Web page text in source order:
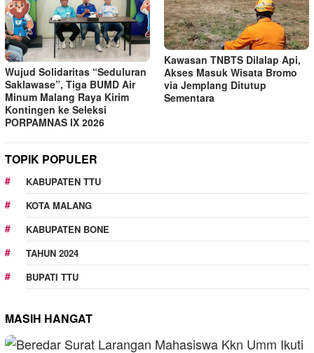
Wujud Solidaritas “Seduluran
Saklawase”, Tiga BUMD Air
Minum Malang Raya Kirim
Kontingen ke Seleksi
PORPAMNAS IX 2026
Kawasan TNBTS Dilalap Api,
Akses Masuk Wisata Bromo
via Jemplang Ditutup
Sementara
TOPIK POPULER
KABUPATEN TTU
KOTA MALANG
KABUPATEN BONE
TAHUN 2024
BUPATI TTU
MASIH HANGAT